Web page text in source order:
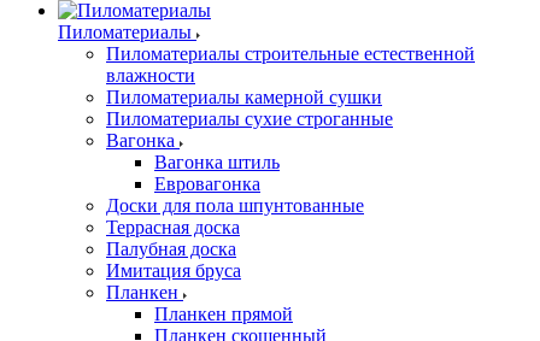
Пиломатериалы
Пиломатериалы строительные естественной
влажности
Пиломатериалы камерной сушки
Пиломатериалы сухие строганные
Вагонка
Вагонка штиль
Евровагонка
Доски для пола шпунтованные
Террасная доска
Палубная доска
Имитация бруса
Планкен
Планкен прямой
Планкен скошенный